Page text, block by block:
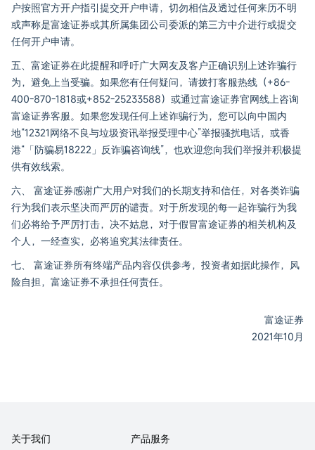
户按照官方开户指引提交开户申请，切勿相信及透过任何来历不明
或声称是富途证券或其所属集团公司委派的第三方中介进行或提交
任何开户申请。
五、富途证券在此提醒和呼吁广大网友及客户正确识别上述诈骗行
为，避免上当受骗。如果您有任何疑问，请拨打客服热线（+86-
400-870-1818或+852-25233588）或通过富途证券官网线上咨询
富途证券客服。如果您发现任何上述诈骗行为，您可以向中国内
地“12321网络不良与垃圾资讯举报受理中心”举报骚扰电话，或香
港“「防骗易18222」反诈骗咨询线”，也欢迎您向我们举报并积极提
供有效线索。
六、 富途证券感谢广大用户对我们的长期支持和信任，对各类诈骗
行为我们表示坚决而严厉的谴责。对于所发现的每一起诈骗行为我
们必将给予严厉打击，决不姑息，对于假冒富途证券的相关机构及
个人，一经查实，必将追究其法律责任。
七、 富途证券所有终端产品内容仅供参考，投资者如据此操作，风
险自担，富途证券不承担任何责任。
富途证券
2021年10月
关于我们
产品服务